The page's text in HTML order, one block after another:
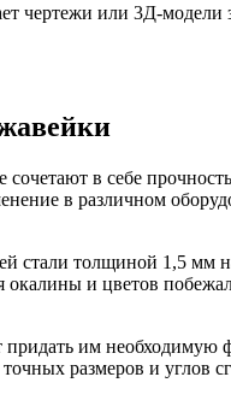
чертежи или 3Д-
в себе
в различном
толщиной 1,5 мм
и цветов
им
размеров и углов